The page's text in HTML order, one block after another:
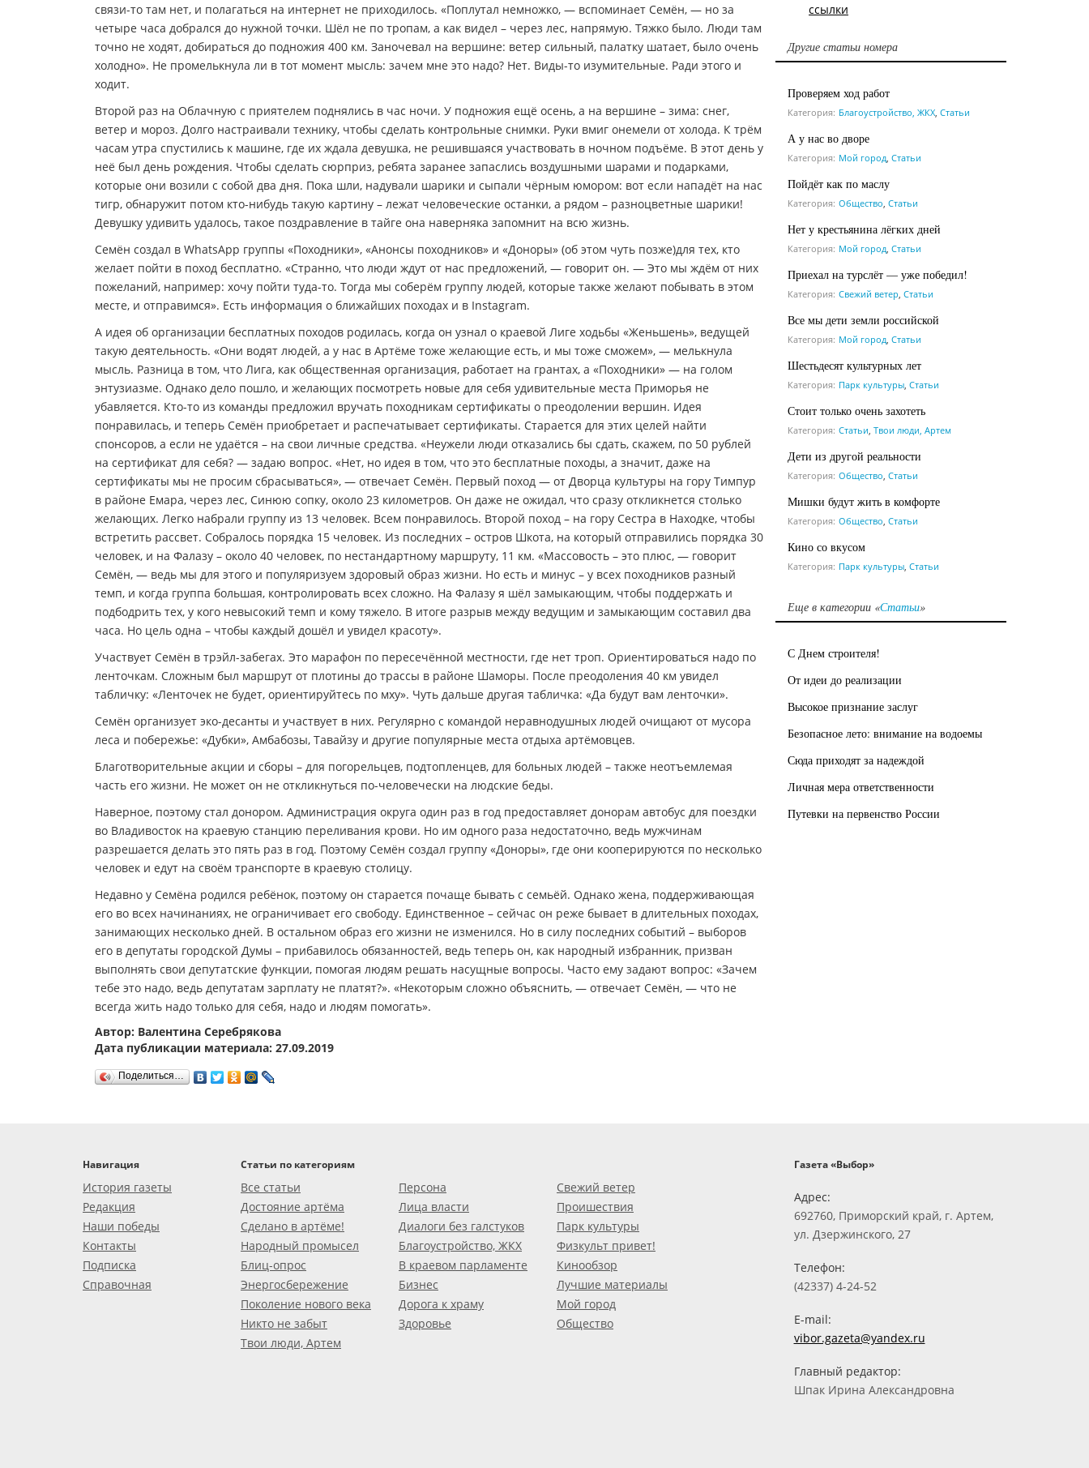
связи-то там нет, и полагаться на интернет не приходилось. «Поплутал немножко, — вспоминает Семён, — но за
четыре часа добрался до нужной точки. Шёл не по тропам, а как видел – через лес, напрямую. Тяжко было. Люди там
точно не ходят, добираться до подножия 400 км. Заночевал на вершине: ветер сильный, палатку шатает, было очень
холодно». Не промелькнула ли в тот момент мысль: зачем мне это надо? Нет. Виды-то изумительные. Ради этого и
ходит.
Второй раз на Облачную с приятелем поднялись в час ночи. У подножия ещё осень, а на вершине – зима: снег,
ветер и мороз. Долго настраивали технику, чтобы сделать контрольные снимки. Руки вмиг онемели от холода. К трём
часам утра спустились к машине, где их ждала девушка, не решившаяся участвовать в ночном подъёме. В этот день у
неё был день рождения. Чтобы сделать сюрприз, ребята заранее запаслись воздушными шарами и подарками,
которые они возили с собой два дня. Пока шли, надували шарики и сыпали чёрным юмором: вот если нападёт на нас
тигр, обнаружит потом кто-нибудь такую картину – лежат человеческие останки, а рядом – разноцветные шарики!
Девушку удивить удалось, такое поздравление в тайге она наверняка запомнит на всю жизнь.
Семён создал в WhatsApp группы «Походники», «Анонсы походников» и «Доноры» (об этом чуть позже)для тех, кто
желает пойти в поход бесплатно. «Странно, что люди ждут от нас предложений, — говорит он. — Это мы ждём от них
пожеланий, например: хочу пойти туда-то. Тогда мы соберём группу людей, которые также желают побывать в этом
месте, и отправимся». Есть информация о ближайших походах и в Instagram.
А идея об организации бесплатных походов родилась, когда он узнал о краевой Лиге ходьбы «Женьшень», ведущей
такую деятельность. «Они водят людей, а у нас в Артёме тоже желающие есть, и мы тоже сможем», — мелькнула
мысль. Разница в том, что Лига, как общественная организация, работает на грантах, а «Походники» — на голом
энтузиазме. Однако дело пошло, и желающих посмотреть новые для себя удивительные места Приморья не
убавляется. Кто-то из команды предложил вручать походникам сертификаты о преодолении вершин. Идея
понравилась, и теперь Семён приобретает и распечатывает сертификаты. Старается для этих целей найти
спонсоров, а если не удаётся – на свои личные средства. «Неужели люди отказались бы сдать, скажем, по 50 рублей
на сертификат для себя? — задаю вопрос. «Нет, но идея в том, что это бесплатные походы, а значит, даже на
сертификаты мы не просим сбрасываться», — отвечает Семён. Первый поход — от Дворца культуры на гору Тимпур
в районе Емара, через лес, Синюю сопку, около 23 километров. Он даже не ожидал, что сразу откликнется столько
желающих. Легко набрали группу из 13 человек. Всем понравилось. Второй поход – на гору Сестра в Находке, чтобы
встретить рассвет. Собралось порядка 15 человек. Из последних – остров Шкота, на который отправились порядка 30
человек, и на Фалазу – около 40 человек, по нестандартному маршруту, 11 км. «Массовость – это плюс, — говорит
Семён, — ведь мы для этого и популяризуем здоровый образ жизни. Но есть и минус – у всех походников разный
темп, и когда группа большая, контролировать всех сложно. На Фалазу я шёл замыкающим, чтобы поддержать и
подбодрить тех, у кого невысокий темп и кому тяжело. В итоге разрыв между ведущим и замыкающим составил два
часа. Но цель одна – чтобы каждый дошёл и увидел красоту».
Участвует Семён в трэйл-забегах. Это марафон по пересечённой местности, где нет троп. Ориентироваться надо по
ленточкам. Сложным был маршрут от плотины до трассы в районе Шаморы. После преодоления 40 км увидел
табличку: «Ленточек не будет, ориентируйтесь по мху». Чуть дальше другая табличка: «Да будут вам ленточки».
Семён организует эко-десанты и участвует в них. Регулярно с командой неравнодушных людей очищают от мусора
леса и побережье: «Дубки», Амбабозы, Тавайзу и другие популярные места отдыха артёмовцев.
Благотворительные акции и сборы – для погорельцев, подтопленцев, для больных людей – также неотъемлемая
часть его жизни. Не может он не откликнуться по-человечески на людские беды.
Наверное, поэтому стал донором. Администрация округа один раз в год предоставляет донорам автобус для поездки
во Владивосток на краевую станцию переливания крови. Но им одного раза недостаточно, ведь мужчинам
разрешается делать это пять раз в год. Поэтому Семён создал группу «Доноры», где они кооперируются по несколько
человек и едут на своём транспорте в краевую столицу.
Недавно у Семёна родился ребёнок, поэтому он старается почаще бывать с семьёй. Однако жена, поддерживающая
его во всех начинаниях, не ограничивает его свободу. Единственное – сейчас он реже бывает в длительных походах,
занимающих несколько дней. В остальном образ его жизни не изменился. Но в силу последних событий – выборов
его в депутаты городской Думы – прибавилось обязанностей, ведь теперь он, как народный избранник, призван
выполнять свои депутатские функции, помогая людям решать насущные вопросы. Часто ему задают вопрос: «Зачем
тебе это надо, ведь депутатам зарплату не платят?». «Некоторым сложно объяснить, — отвечает Семён, — что не
всегда жить надо только для себя, надо и людям помогать».
Автор: Валентина Серебрякова
Дата публикации материала: 27.09.2019
Поделиться…
ссылки
Другие статьи номера
Проверяем ход работ
Категория: Благоустройство, ЖКХ Статьи
А у нас во дворе
Категория: Мой город Статьи
Пойдёт как по маслу
Категория: Общество Статьи
Нет у крестьянина лёгких дней
Категория: Мой город Статьи
Приехал на турслёт — уже победил!
Категория: Свежий ветер Статьи
Все мы дети земли российской
Категория: Мой город Статьи
Шестьдесят культурных лет
Категория: Парк культуры Статьи
Стоит только очень захотеть
Категория: Статьи Твои люди, Артем
Дети из другой реальности
Категория: Общество Статьи
Мишки будут жить в комфорте
Категория: Общество Статьи
Кино со вкусом
Категория: Парк культуры Статьи
Еще в категории «Статьи»
С Днем строителя!
От идеи до реализации
Высокое признание заслуг
Безопасное лето: внимание на водоемы
Сюда приходят за надеждой
Личная мера ответственности
Путевки на первенство России
Навигация
История газеты
Редакция
Наши победы
Контакты
Подписка
Справочная
Статьи по категориям
Все статьи
Достояние артёма
Сделано в артёме!
Народный промысел
Блиц-опрос
Энергосбережение
Поколение нового века
Никто не забыт
Твои люди, Артем
Персона
Лица власти
Диалоги без галстуков
Благоустройство, ЖКХ
В краевом парламенте
Бизнес
Дорога к храму
Здоровье
Свежий ветер
Проишествия
Парк культуры
Физкульт привет!
Кинообзор
Лучшие материалы
Мой город
Общество
Газета «Выбор»
Адрес:
692760, Приморский край, г. Артем,
ул. Дзержинского, 27
Телефон:
(42337) 4-24-52
E-mail:
vibor.gazeta@yandex.ru
Главный редактор:
Шпак Ирина Александровна